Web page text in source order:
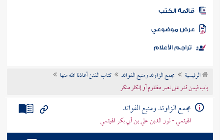
المكتبة
الكتب
موضوعي
تراجم الأعلام
الرئيسية مجمع الزاوئد ومنبع الفوائد
كتاب الفتن أعاذنا الله منها
باب فيمن قدر على نصر مظلوم أو إنكار منكر
مجمع الزاوئد ومنبع الفوائد
الهيثمي - نور الدين علي بن أبي بكر الهيثمي